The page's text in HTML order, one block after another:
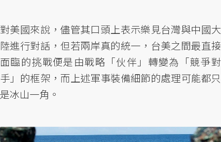
對美國來說，儘管其口頭上表示樂見台灣與中國大
陸進行對話，但若兩岸真的統一，台美之間最直接
面臨的挑戰便是由戰略「伙伴」轉變為「競爭對
手」的框架，而上述軍事裝備細節的處理可能都只
是冰山一角。